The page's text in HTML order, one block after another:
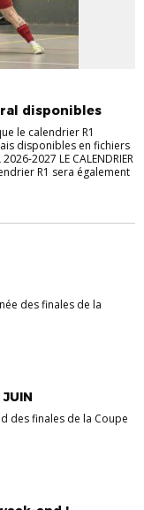
disponibles
le calendrier R1
disponibles en fichiers
2027 LE CALENDRIER
R1 sera également
des finales de la
des finales de la Coupe